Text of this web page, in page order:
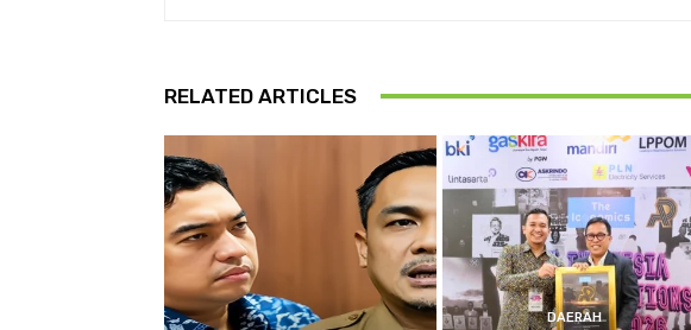
RELATED ARTICLES
DAERAH